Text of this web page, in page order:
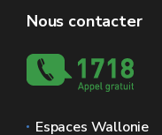
Nous contacter
Espaces Wallonie